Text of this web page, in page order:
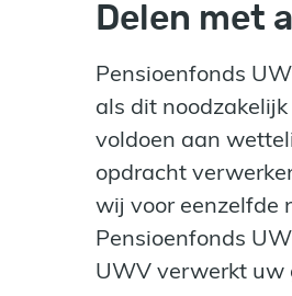
Delen met
Pensioenfonds
als dit
voldoen aan
opdracht
wij voor eenzelfde
Pensioenfonds
UWV verwerkt uw